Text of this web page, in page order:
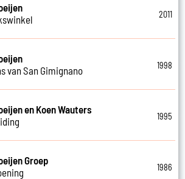
2011
van San Gimignano
1998
en Koen Wauters
1995
Groep
1986